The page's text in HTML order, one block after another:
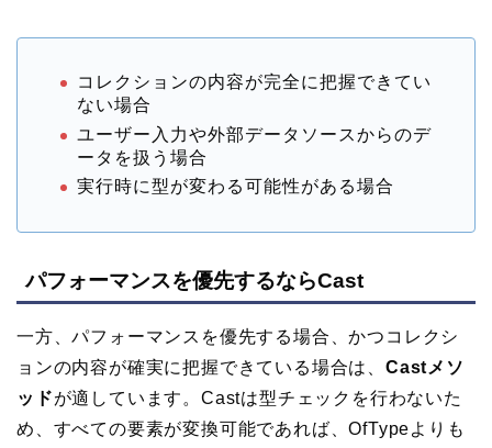
コレクションの内容が完全に把握できてい
ない場合
ユーザー入力や外部データソースからのデ
ータを扱う場合
実行時に型が変わる可能性がある場合
パフォーマンスを優先するならCast
一方、パフォーマンスを優先する場合、かつコレクシ
ョンの内容が確実に把握できている場合は、 Castメソ
ッドが適しています。Castは型チェックを行わないた
め、すべての要素が変換可能であれば、OfTypeよりも